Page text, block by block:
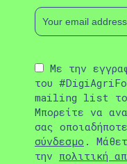
Με την
του
mailing list
Μπορείτε να
σας
σύνδεσμο .
την πολιτική